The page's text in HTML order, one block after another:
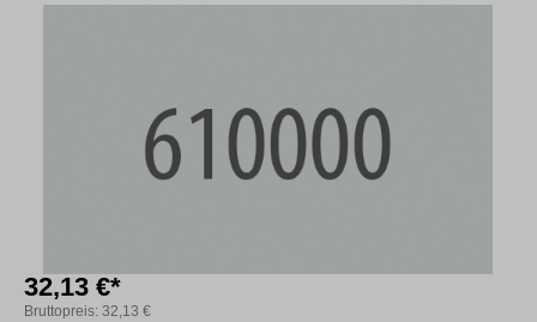
32,13 €*
Bruttopreis: 32,13 €